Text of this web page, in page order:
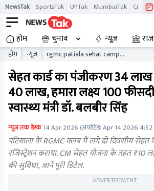
NewsTak SportsTak UPTak MumbaiTak CrimeTak
होम चुनाव न्यूज़
होम न्यूज़
rgmc patiala sehat camp
registration punjab
bhagwant mann
सेहत कार्ड का पंजीकरण 34
40 लाख, हमारा लक्ष्य 100
स्वास्थ्य मंत्री डॉ. बलबीर सिंह
न्यूज तक डेस्क 14 Apr 2026(अपडेटेड:Apr 14 2026 4:52
पटियाला के RGMC क्लब में लगे दो दिवसीय
रजिस्ट्रेशन कराया. CM सेहत योजना के तहत
की सुविधा, जानें पूरी डिटेल.
ADVERTISEMENT